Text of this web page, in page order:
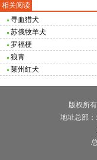
相关阅读
寻血猎犬
苏俄牧羊犬
罗福梗
狼青
莱州红犬
版权所
地址总部